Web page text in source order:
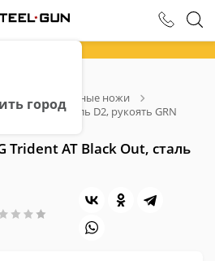
городСкладные ножи
Black Out, сталь D2, рукоять GRN
Trident AT Black Out, сталь